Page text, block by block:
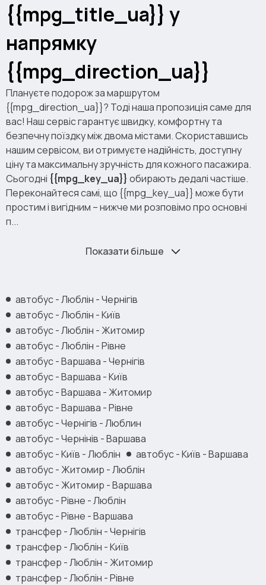
{{mpg_title_ua}} у
напрямку
{{mpg_direction_ua}}
Плануєте подорож за маршрутом
{{mpg_direction_ua}}? Тоді наша пропозиція саме для
вас! Наш сервіс гарантує швидку, комфортну та
безпечну поїздку між двома містами. Скориставшись
нашим сервісом, ви отримуєте надійність, доступну
ціну та максимальну зручність для кожного пасажира.
Сьогодні {{mpg_key_ua}} обирають дедалі частіше.
Переконайтеся самі, що {{mpg_key_ua}} може бути
простим і вигідним – нижче ми розповімо про основні
п...
Показати більше
автобус - Люблін - Чернігів
автобус - Люблін - Київ
автобус - Люблін - Житомир
автобус - Люблін - Рівне
автобус - Варшава - Чернігів
автобус - Варшава - Київ
автобус - Варшава - Житомир
автобус - Варшава - Рівне
автобус - Чернігів - Люблин
автобус - Чернінів - Варшава
автобус - Київ - Люблін
автобус - Київ - Варшава
автобус - Житомир - Люблін
автобус - Житомир - Варшава
автобус - Рівне - Люблін
автобус - Рівне - Варшава
трансфер - Люблін - Чернігів
трансфер - Люблін - Київ
трансфер - Люблін - Житомир
трансфер - Люблін - Рівне